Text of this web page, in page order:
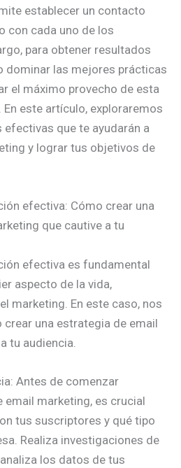
establecer un contacto
con cada uno de los
para obtener resultados
dominar las mejores prácticas
el máximo provecho de esta
este artículo, exploraremos
que te ayudarán a
y lograr tus objetivos de
efectiva: Cómo crear una
que cautive a tu
efectiva es fundamental
aspecto de la vida,
marketing. En este caso, nos
una estrategia de email
tu audiencia.
Antes de comenzar
marketing, es crucial
tus suscriptores y qué tipo
Realiza investigaciones de
los datos de tus